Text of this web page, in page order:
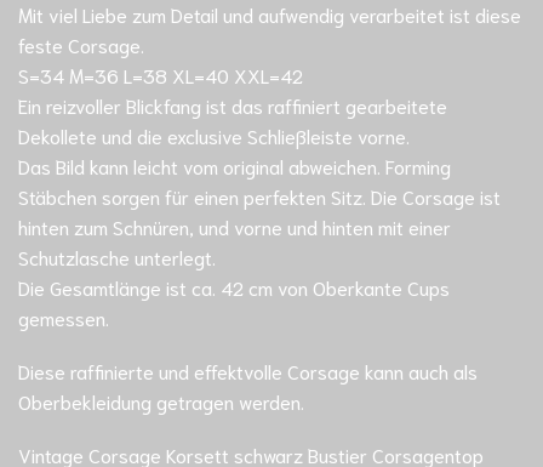
Mit viel Liebe zum Detail und aufwendig verarbeitet ist diese
feste Corsage.
S=34 M=36 L=38 XL=40 XXL=42
Ein reizvoller Blickfang ist das raffiniert gearbeitete
Dekollete und die exclusive Schließleiste vorne.
Das Bild kann leicht vom original abweichen. Forming
Stäbchen sorgen für einen perfekten Sitz. Die Corsage ist
hinten zum Schnüren, und vorne und hinten mit einer
Schutzlasche unterlegt.
Die Gesamtlänge ist ca. 42 cm von Oberkante Cups
gemessen.
Diese raffinierte und effektvolle Corsage kann auch als
Oberbekleidung getragen werden.
Vintage Corsage Korsett schwarz Bustier Corsagentop